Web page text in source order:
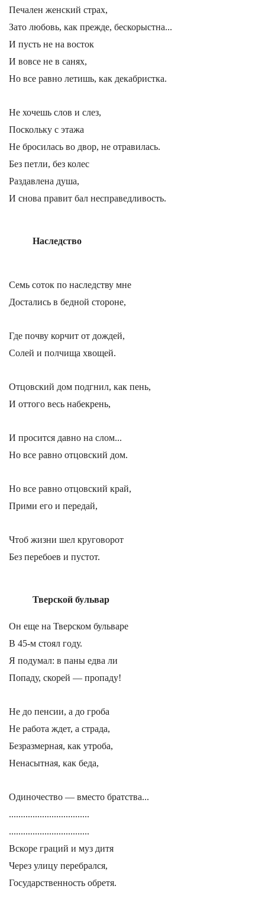
Печален женский страх,
Зато любовь, как прежде, бескорыстна...
И пусть не на восток
И вовсе не в санях,
Но все равно летишь, как декабристка.
Не хочешь слов и слез,
Поскольку с этажа
Не бросилась во двор, не отравилась.
Без петли, без колес
Раздавлена душа,
И снова правит бал несправедливость.
Наследство
Семь соток по наследству мне
Достались в бедной стороне,
Где почву корчит от дождей,
Солей и полчища хвощей.
Отцовский дом подгнил, как пень,
И оттого весь набекрень,
И просится давно на слом...
Но все равно отцовский дом.
Но все равно отцовский край,
Прими его и передай,
Чтоб жизни шел круговорот
Без перебоев и пустот.
Тверской бульвар
Он еще на Тверском бульваре
В 45-м стоял году.
Я подумал: в паны едва ли
Попаду, скорей — пропаду!
Не до пенсии, а до гроба
Не работа ждет, а страда,
Безразмерная, как утроба,
Ненасытная, как беда,
Одиночество — вместо братства...
..................................
..................................
Вскоре граций и муз дитя
Через улицу перебрался,
Государственность обретя.